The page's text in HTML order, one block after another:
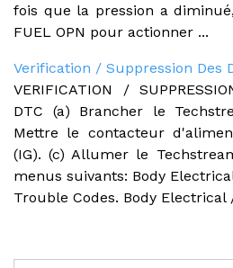
fois que la pression a
FUEL OPN pour actionner ...
Verification / Suppression Des
VERIFICATION /
DTC (a) Brancher le
Mettre le contacteur
(IG). (c) Allumer le
menus suivants: Body
Trouble Codes. Body Electrical